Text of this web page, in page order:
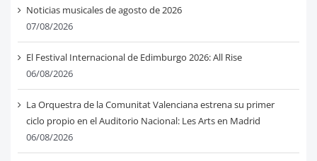
Noticias musicales de agosto de 2026
07/08/2026
El Festival Internacional de Edimburgo 2026: All Rise
06/08/2026
La Orquestra de la Comunitat Valenciana estrena su primer
ciclo propio en el Auditorio Nacional: Les Arts en Madrid
06/08/2026